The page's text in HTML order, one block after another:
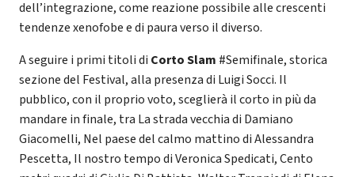
dell’integrazione, come reazione possibile alle crescenti
tendenze xenofobe e di paura verso il diverso.
A seguire i primi titoli di Corto Slam #Semifinale, storica
sezione del Festival, alla presenza di Luigi Socci. Il
pubblico, con il proprio voto, sceglierà il corto in più da
mandare in finale, tra La strada vecchia di Damiano
Giacomelli, Nel paese del calmo mattino di Alessandra
Pescetta, Il nostro tempo di Veronica Spedicati, Cento